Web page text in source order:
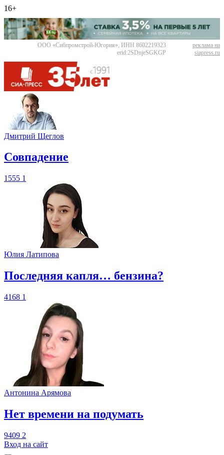
16+
ООО «Сибпромстрой-Югория», ИНН 8602219323
erid:2SDnjeSGKGP
реклама на
siapress.ru
Дмитрий Щеглов
​Совпадение
1555 1
Юлия Латипова
​Последняя капля… бензина?
4168 1
Антонина Арямова
​Нет времени на подумать
9409 2
Вход на сайт